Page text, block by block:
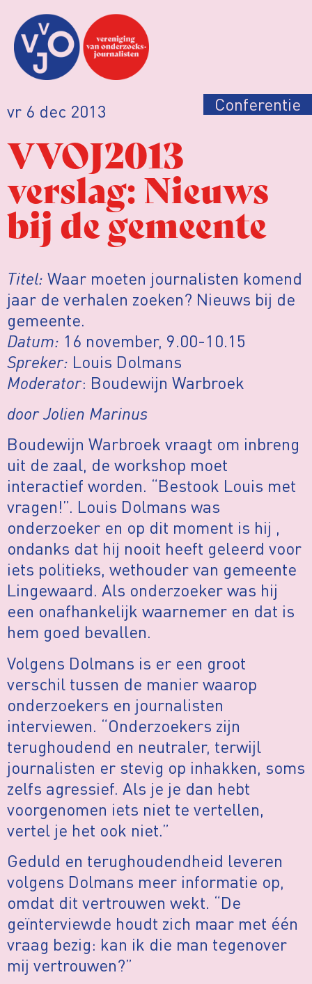
vr 6 dec 2013 Conferentie
VVOJ2013
verslag: Nieuws
bij de gemeente
Titel: Waar moeten journalisten komend
jaar de verhalen zoeken? Nieuws bij de
gemeente.
Datum: 16 november, 9.00-10.15
Spreker: Louis Dolmans
Moderator: Boudewijn Warbroek
door Jolien Marinus
Boudewijn Warbroek vraagt om inbreng
uit de zaal, de workshop moet
interactief worden. “Bestook Louis met
vragen!”. Louis Dolmans was
onderzoeker en op dit moment is hij ,
ondanks dat hij nooit heeft geleerd voor
iets politieks, wethouder van gemeente
Lingewaard. Als onderzoeker was hij
een onafhankelijk waarnemer en dat is
hem goed bevallen.
Volgens Dolmans is er een groot
verschil tussen de manier waarop
onderzoekers en journalisten
interviewen. “Onderzoekers zijn
terughoudend en neutraler, terwijl
journalisten er stevig op inhakken, soms
zelfs agressief. Als je je dan hebt
voorgenomen iets niet te vertellen,
vertel je het ook niet.”
Geduld en terughoudendheid leveren
volgens Dolmans meer informatie op,
omdat dit vertrouwen wekt. “De
geïnterviewde houdt zich maar met één
vraag bezig: kan ik die man tegenover
mij vertrouwen?”